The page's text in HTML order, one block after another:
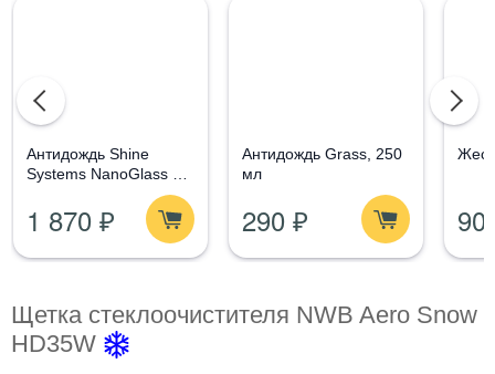
Aнтидождь Shine
Systems NanoGlass Kit
- Набор по уходу за
стеклом
1 870 ₽
Антидождь Grass, 250
мл
290 ₽ 90
Щетка стеклоочистителя NWB Aero Snow
HD35W